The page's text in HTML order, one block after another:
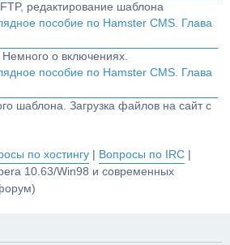
редактирование шаблона
пособие по Hamster CMS. Глава
о включениях.
пособие по Hamster CMS. Глава
шаблона. Загрузка файлов на сайт с
по хостингу Вопросы по IRC
10.63/Win98 и современных